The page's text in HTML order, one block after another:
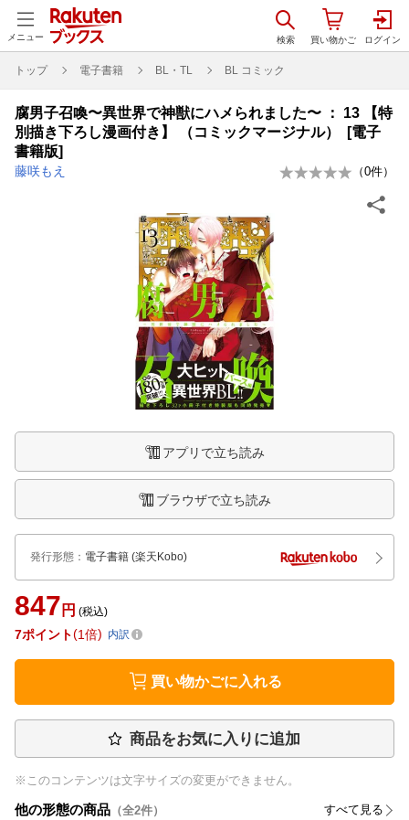
メニュー
トップ 電子書籍 BL・TL BL コミック
腐男子召喚〜異世界で神獣にハメられました〜 ： 13 【特
別描き下ろし漫画付き】 （コミックマージナル） [電子
書籍版]
藤咲もえ （0件）
アプリで立ち読み
ブラウザで立ち読み
発行形態 ： 電子書籍 (楽天Kobo)
847 円 (税込)
7ポイント 1倍 内訳
買い物かごに入れる
商品をお気に入りに追加
※このコンテンツは文字サイズの変更ができません。
他の形態の商品 （全2件） すべて見る